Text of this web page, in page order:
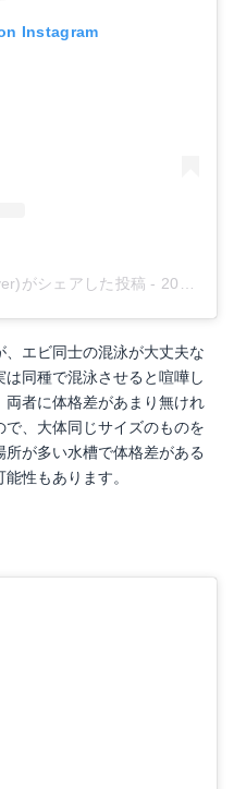
Instagram
がシェアした投稿 - 2018年 9月月18日午前5時39分PDT
エビ同士の混泳が大丈夫な
同種で混泳させると喧嘩し
者に体格差があまり無けれ
、大体同じサイズのものを
が多い水槽で体格差がある
性もあります。